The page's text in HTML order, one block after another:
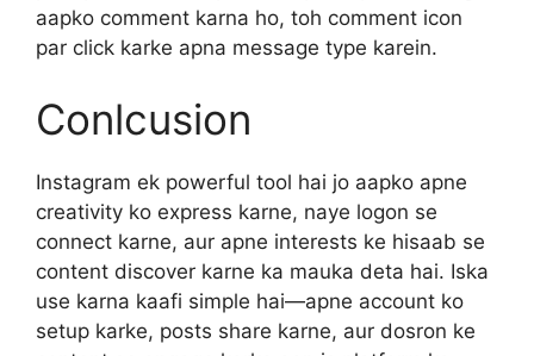
aapko comment karna ho, toh comment icon
par click karke apna message type karein.
Conlcusion
Instagram ek powerful tool hai jo aapko apne
creativity ko express karne, naye logon se
connect karne, aur apne interests ke hisaab se
content discover karne ka mauka deta hai. Iska
use karna kaafi simple hai—apne account ko
setup karke, posts share karne, aur dosron ke